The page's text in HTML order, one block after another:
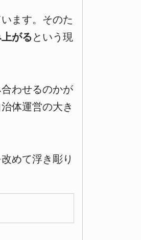
ます。そのた
がるという現
わせるのかが
体運営の大き
めて浮き彫り